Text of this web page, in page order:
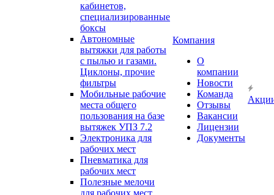
кабинетов,
специализированные
боксы
Автономные
вытяжки для работы
с пылью и газами.
Циклоны, прочие
фильтры
Мобильные рабочие
места общего
пользования на базе
вытяжек УПЗ 7.2
Электроника для
рабочих мест
Пневматика для
рабочих мест
Полезные мелочи
для рабочих мест
Компания
О
компании
Новости
Команда
Отзывы
Вакансии
Лицензии
Документы